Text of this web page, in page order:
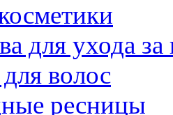
для ухода
волос
ресницы